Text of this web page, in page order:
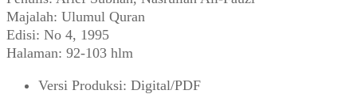
Majalah: Ulumul Quran
Edisi: No 4, 1995
Halaman: 92-103 hlm
Versi Produksi: Digital/PDF